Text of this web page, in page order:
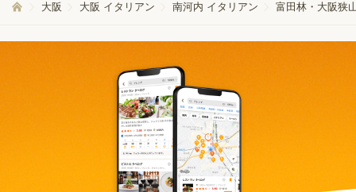
大阪 大阪 イタリアン 南河内 イタリアン 富田林・大阪狭